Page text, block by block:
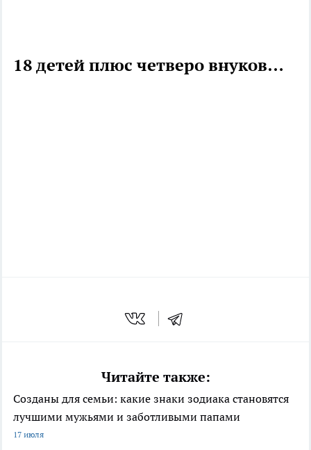
18 детей плюс четверо внуков…
Читайте также:
Созданы для семьи: какие знаки зодиака становятся
лучшими мужьями и заботливыми папами
17 июля